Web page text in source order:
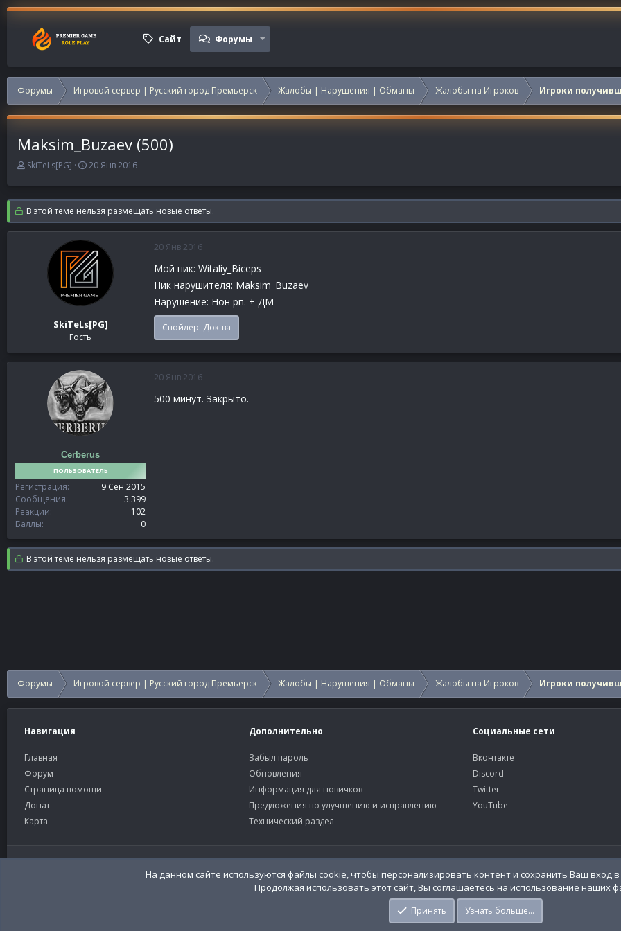
Сайт Форумы
Форумы Игровой сервер | Русский город Премьерск Жалобы | Нарушения | Обманы Жалобы на Игроков Игроки
Maksim_Buzaev (500)
А
т
о
р
т
SkiTeLs[PG]
Д
т
а
н
а
ч
а
л
а
20 Янв 2016
В этой теме нельзя размещать новые ответы.
SkiTeLs[PG]
Гость
20 Янв 2016
Мой ник: Witaliy_Biceps
Ник нарушителя: Maksim_Buzaev
Нарушение: Нон рп. + ДМ
Спойлер: Док-ва
Cerberus
ПОЛЬЗОВАТЕЛЬ
Регистрация
9 Сен 2015
Сообщения
3.399
Реакции
102
Баллы
0
20 Янв 2016
500 минут. Закрыто.
В этой теме нельзя размещать новые ответы.
Форумы Игровой сервер | Русский город Премьерск Жалобы | Нарушения | Обманы Жалобы на Игроков Игроки
Навигация
Главная
Форум
Страница помощи
Донат
Карта
Дополнительно
Забыл пароль
Обновления
Информация для новичков
Предложения по улучшению и исправлению
Технический раздел
Социальные сети
Вконтакте
Discord
Twitter
YouTube
Russian (RU)
На данном сайте используются файлы cookie, чтобы персонализировать контент и сохранить Ваш вход в
Продолжая использовать этот сайт, Вы соглашаетесь на использование наших
Принять Узнать больше…